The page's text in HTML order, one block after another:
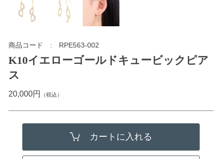
商品コード RPE563-002
K10イエローゴールドキュービックピア
ス
20,000円 （税込）